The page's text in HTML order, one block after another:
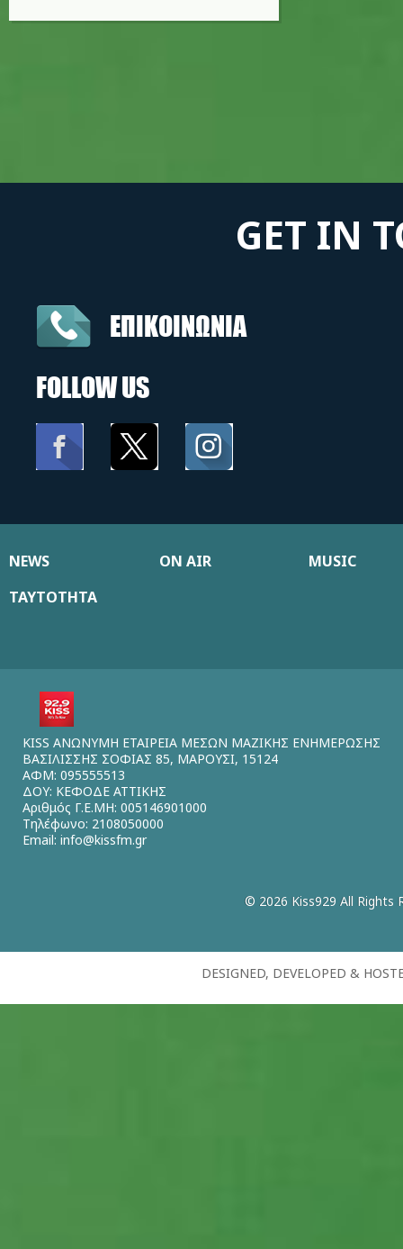
GET IN
ΕΠΙΚΟΙΝΩΝΙΑ
FOLLOW US
NEWS ON AIR
MUSIC
ΤΑΥΤΟΤΗΤΑ
KISS ΑΝΩΝΥΜΗ ΕΤΑΙΡΕΙΑ ΜΕΣΩΝ ΜΑΖΙΚΗΣ ΕΝΗΜΕΡΩΣΗΣ
ΒΑΣΙΛΙΣΣΗΣ ΣΟΦΙΑΣ 85, ΜΑΡΟΥΣΙ, 15124
ΑΦΜ: 095555513
ΔΟΥ: ΚΕΦΟΔΕ ΑΤΤΙΚΗΣ
Αριθμός Γ.Ε.ΜΗ: 005146901000
Τηλέφωνο: 2108050000
Email: info@kissfm.gr
© 2026 Kiss929 All Rights
DESIGNED, DEVELOPED &